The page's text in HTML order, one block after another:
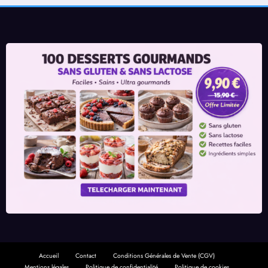
Accueil Contact
Conditions Générales de Vente (CGV)